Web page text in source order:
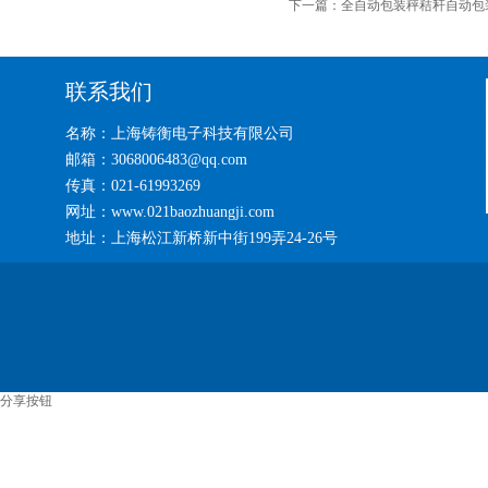
下一篇： 全自动包装秤秸秆自动包
联系我们
名称：上海铸衡电子科技有限公司
邮箱：3068006483@qq.com
传真：021-61993269
网址：www.021baozhuangji.com
地址：上海松江新桥新中街199弄24-26号
分享按钮